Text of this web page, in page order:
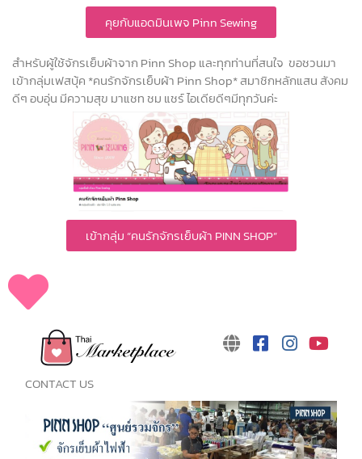
คุยกับแอดมินเพจ Pinn Sewing
สำหรับผู้ใช้จักรเย็บผ้าจาก Pinn Shop และทุกท่านที่สนใจ ขอชวนมา
เข้ากลุ่มเฟสบุ้ค *คนรักจักรเย็บผ้า Pinn Shop* สมาชิกหลักแสน สังคม
ดีๆ อบอุ่น มีความสุข มาแชท ชม แชร์ ไอเดียดีๆมีทุกวันค่ะ
เข้ากลุ่ม “คนรักจักรเย็บผ้า PINN SHOP”
CONTACT US